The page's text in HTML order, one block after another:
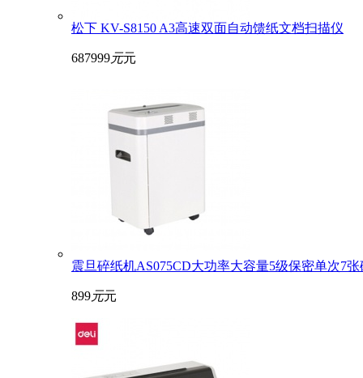
松下 KV-S8150 A3高速双面自动馈纸文档扫描仪
687999元元
震旦碎纸机AS075CD大功率大容量5级保密单次7张
899元元